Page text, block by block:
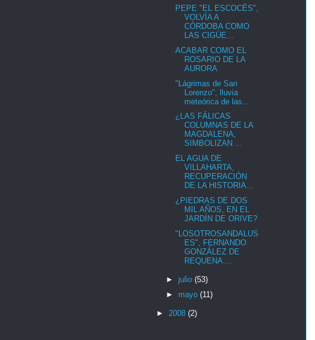
PEPE "EL ESCOCÉS",
VOLVÍA A
CÓRDOBA COMO
LAS CIGÜE...
ACABAR COMO EL
ROSARIO DE LA
AURORA
"Lágrimas de San
Lorenzo", lluvia
meteórica de las...
¿LAS FÁLICAS
COLUMNAS DE LA
MAGDALENA,
SIMBOLIZAN ...
EL AGUA DE
VILLAHARTA,
RECUPERACIÓN
DE LA HISTORIA...
¿PIEDRAS DE DOS
MIL AÑOS, EN EL
JARDÍN DE ORIVE?
"LOSOTROSANDALUS
ES", FERNANDO
GONZÁLEZ DE
REQUENA....
► julio (53)
► mayo (11)
► 2008 (2)